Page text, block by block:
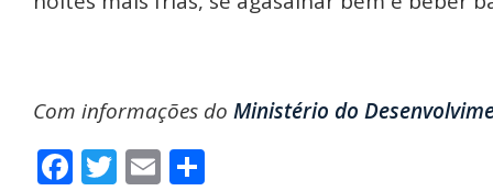
Com informações do Ministério do
Facebook
Twitter
Email